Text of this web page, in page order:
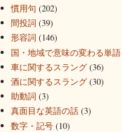
慣用句 (202)
間投詞 (39)
形容詞 (146)
国・地域で意味の変わる単語
車に関するスラング (36)
酒に関するスラング (30)
助動詞 (3)
真面目な英語の話 (3)
数字・記号 (10)